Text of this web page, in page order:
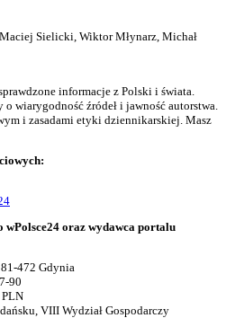
Sielicki, Wiktor Młynarz, Michał
informacje z Polski i świata.
wiarygodność źródeł i jawność autorstwa.
i zasadami etyki dziennikarskiej. Masz
oraz wydawca portalu
472 Gdynia
90
VIII Wydział Gospodarczy